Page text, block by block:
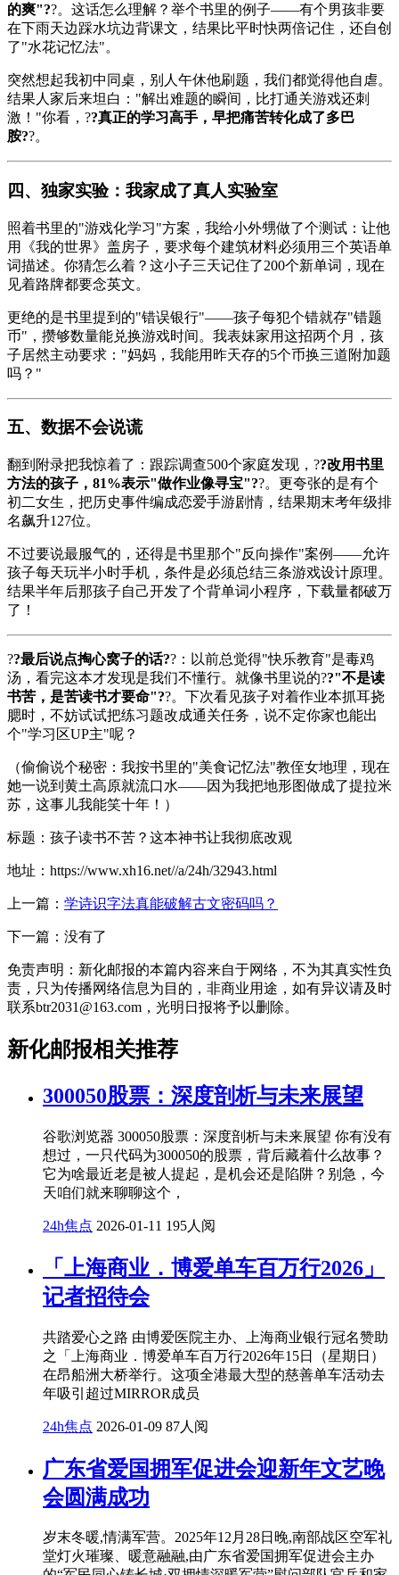
的爽"??。这话怎么理解？举个书里的例子——有个男孩非要
在下雨天边踩水坑边背课文，结果比平时快两倍记住，还自创
了"水花记忆法"。
突然想起我初中同桌，别人午休他刷题，我们都觉得他自虐。
结果人家后来坦白："解出难题的瞬间，比打通关游戏还刺
激！"你看，??真正的学习高手，早把痛苦转化成了多巴
胺??。
四、独家实验：我家成了真人实验室
照着书里的"游戏化学习"方案，我给小外甥做了个测试：让他
用《我的世界》盖房子，要求每个建筑材料必须用三个英语单
词描述。你猜怎么着？这小子三天记住了200个新单词，现在
见着路牌都要念英文。
更绝的是书里提到的"错误银行"——孩子每犯个错就存"错题
币"，攒够数量能兑换游戏时间。我表妹家用这招两个月，孩
子居然主动要求："妈妈，我能用昨天存的5个币换三道附加题
吗？"
五、数据不会说谎
翻到附录把我惊着了：跟踪调查500个家庭发现，??改用书里
方法的孩子，81%表示"做作业像寻宝"??。更夸张的是有个
初二女生，把历史事件编成恋爱手游剧情，结果期末考年级排
名飙升127位。
不过要说最服气的，还得是书里那个"反向操作"案例——允许
孩子每天玩半小时手机，条件是必须总结三条游戏设计原理。
结果半年后那孩子自己开发了个背单词小程序，下载量都破万
了！
??最后说点掏心窝子的话??：以前总觉得"快乐教育"是毒鸡
汤，看完这本才发现是我们不懂行。就像书里说的??"不是读
书苦，是苦读书才要命"??。下次看见孩子对着作业本抓耳挠
腮时，不妨试试把练习题改成通关任务，说不定你家也能出
个"学习区UP主"呢？
（偷偷说个秘密：我按书里的"美食记忆法"教侄女地理，现在
她一说到黄土高原就流口水——因为我把地形图做成了提拉米
苏，这事儿我能笑十年！）
标题：孩子读书不苦？这本神书让我彻底改观
地址：https://www.xh16.net//a/24h/32943.html
上一篇： 学诗识字法真能破解古文密码吗？
下一篇：没有了
免责声明：新化邮报的本篇内容来自于网络，不为其真实性负
责，只为传播网络信息为目的，非商业用途，如有异议请及时
联系btr2031@163.com，光明日报将予以删除。
新化邮报相关推荐
300050股票：深度剖析与未来展望
谷歌浏览器 300050股票：深度剖析与未来展望 你有没有
想过，一只代码为300050的股票，背后藏着什么故事？
它为啥最近老是被人提起，是机会还是陷阱？别急，今
天咱们就来聊聊这个，
24h焦点 2026-01-11 195人阅
「上海商业．博爱单车百万行2026」
记者招待会
共踏爱心之路 由博爱医院主办、上海商业银行冠名赞助
之「上海商业．博爱单车百万行2026年15日（星期日）
在昂船洲大桥举行。这项全港最大型的慈善单车活动去
年吸引超过MIRROR成员
24h焦点 2026-01-09 87人阅
广东省爱国拥军促进会迎新年文艺晚
会圆满成功
岁末冬暖,情满军营。2025年12月28日晚,南部战区空军礼
堂灯火璀璨、暖意融融,由广东省爱国拥军促进会主办